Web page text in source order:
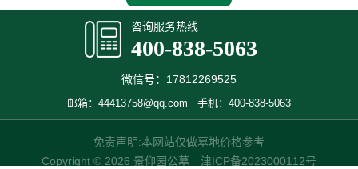
咨询服务热线
400-838-5063
微信号：17812269525
邮箱：44413758@qq.com 手机：400-838-5063
免责声明:本网站仅做墓地价格参考
Copyright © 2026 景仰园公墓 津ICP备2023000112号